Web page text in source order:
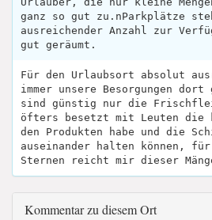
ganz so gut zu.nParkplätze
ausreichender Anzahl zur
gut geräumt.
Für den Urlaubsort absolut
immer unsere Besorgungen
sind günstig nur die
öfters besetzt mit Leuten die
den Produkten habe und die
auseinander halten können, für
Sternen reicht mir dieser
Kommentar zu diesem Ort